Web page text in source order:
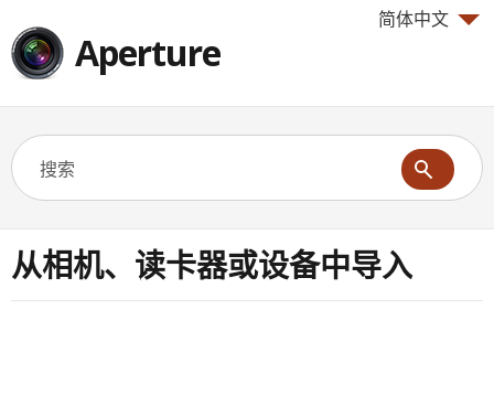
简体中文
Aperture
从相机、读卡器或设备中导入